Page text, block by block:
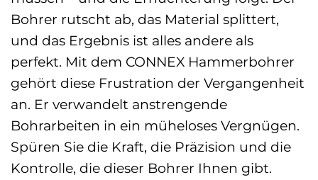
Bohrer rutscht ab, das Material splittert,
und das Ergebnis ist alles andere als
perfekt. Mit dem CONNEX Hammerbohrer
gehört diese Frustration der Vergangenheit
an. Er verwandelt anstrengende
Bohrarbeiten in ein müheloses Vergnügen.
Spüren Sie die Kraft, die Präzision und die
Kontrolle, die dieser Bohrer Ihnen gibt.